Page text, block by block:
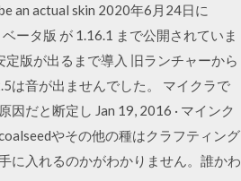
an actual skin 2020年6月24日に
ータ版 が 1.16.1 まで公開されていま
版が出るまで導入 旧ランチャーから
は音が出ませんでした。 マイクラで
だと断定し Jan 19, 2016 · マインク
やその他の種はクラフティング
に入れるのかがわかりません。誰かわ